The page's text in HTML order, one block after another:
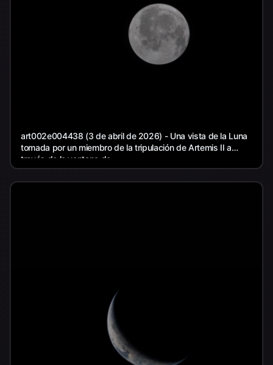
art002e004438 (3 de abril de 2026) - Una vista de la Luna
tomada por un miembro de la tripulación de Artemis II a
través de la ventana de...